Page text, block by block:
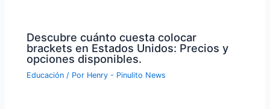
Descubre cuánto cuesta colocar
brackets en Estados Unidos: Precios y
opciones disponibles.
Educación / Por Henry - Pinulito News